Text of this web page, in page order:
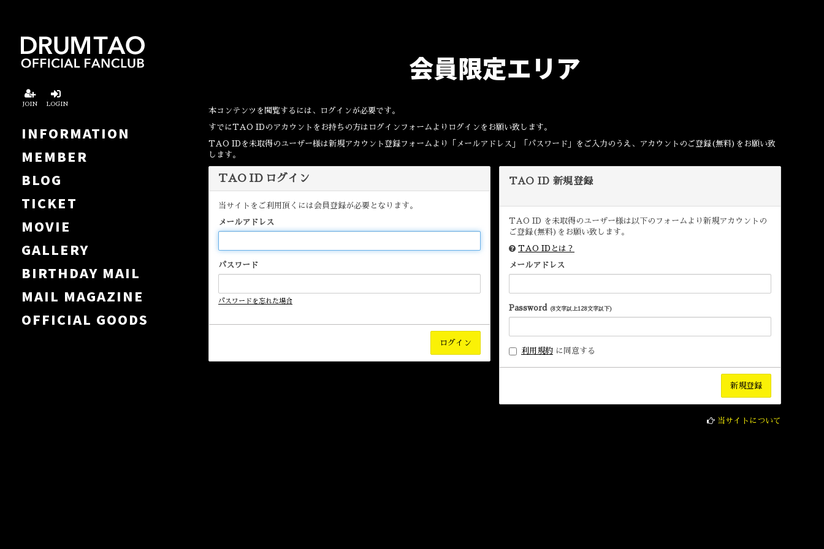
JOIN LOGIN
INFORMATION
MEMBER
BLOG
TICKET
MOVIE
GALLERY
BIRTHDAY MAIL
MAIL MAGAZINE
OFFICIAL GOODS
会員限定エリア
本コンテンツを閲覧するには、ログインが必要です。
すでにTAO IDのアカウントをお持ちの方はログインフォームよりログインをお願い致します。
TAO IDを未取得のユーザー様は新規アカウント登録フォームより「メールアドレス」「パスワード」をご入力のうえ、アカウントのご登録(無料)をお願い致
します。
TAO ID ログイン
当サイトをご利用頂くには会員登録が必要となります。
メールアドレス
パスワード
パスワードを忘れた場合
TAO ID 新規登録
TAO ID を未取得のユーザー様は以下のフォームより新規アカウントの
ご登録(無料)をお願い致します。
TAO IDとは？
メールアドレス
Password (8文字以上128文字以下)
利用規約 に同意する
当サイトについて